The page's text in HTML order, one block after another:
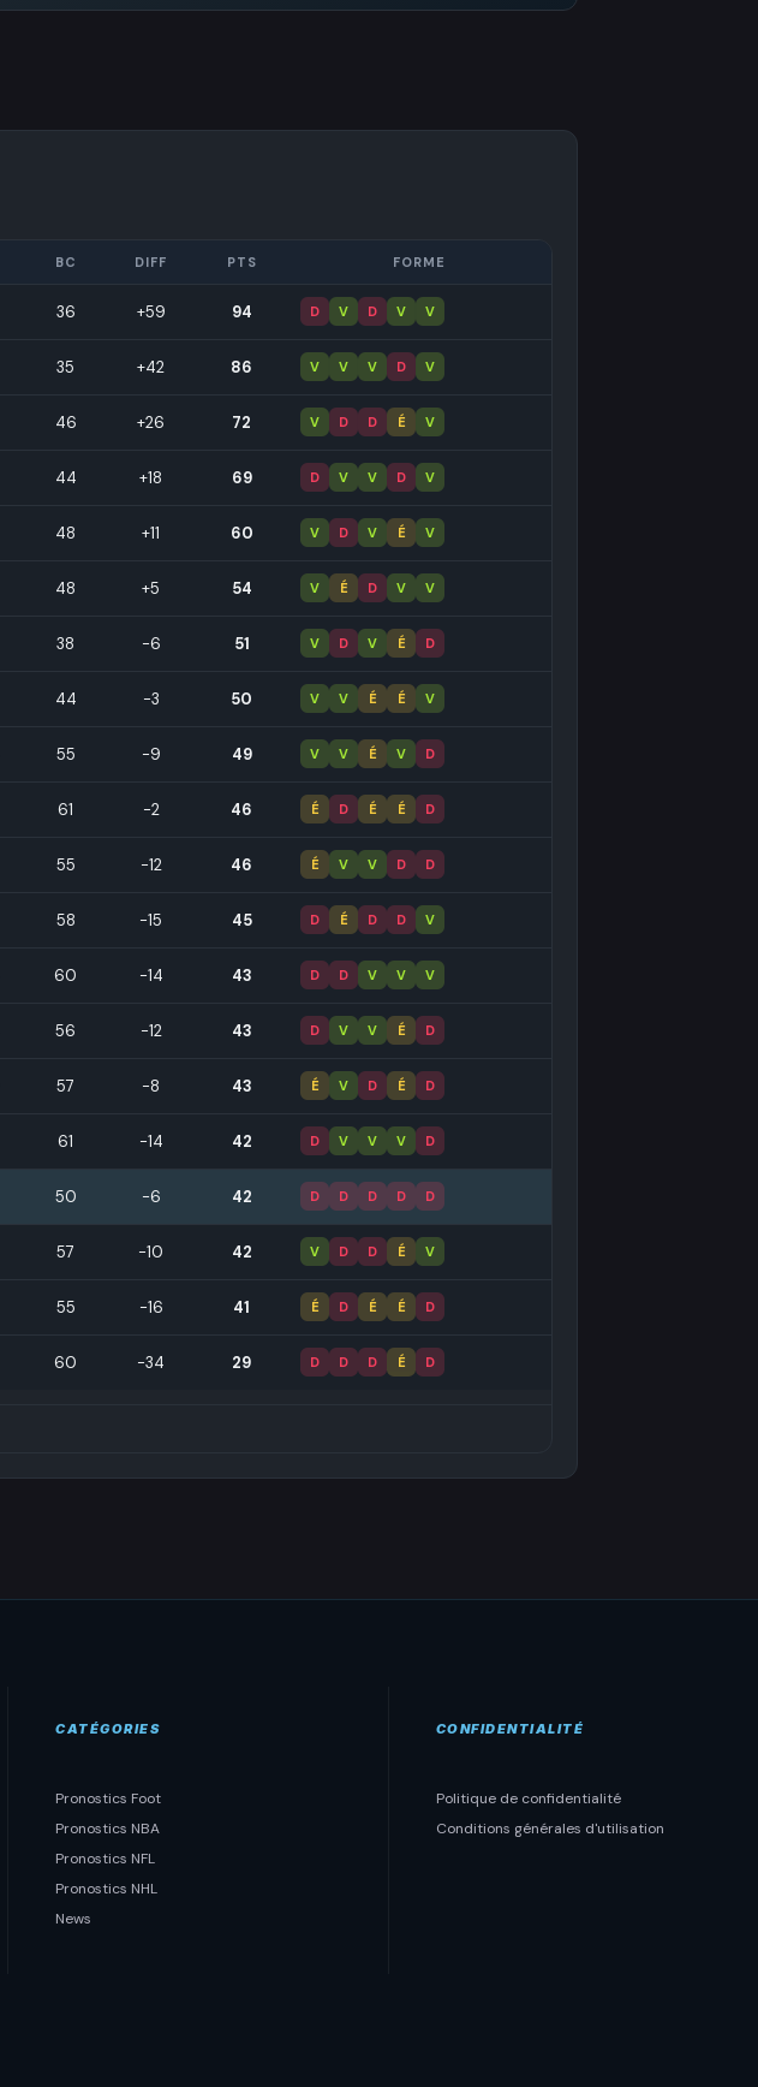
BC DIFF PTS FORME
36 +59 94 D V D V V
35 +42 86 V V V D V
46 +26 72 V D D É V
44 +18 69 D V V D V
48 +11 60 V D V É V
48 +5 54 V É D V V
38 -6 51 V D V É D
44 -3 50 V V É É V
55 -9 49 V V É V D
61 -2 46 É D É É D
55 -12 46 É V V D D
58 -15 45 D É D D V
60 -14 43 D D V V V
56 -12 43 D V V É D
57 -8 43 É V D É D
61 -14 42 D V V V D
50 -6 42 D D D D D
57 -10 42 V D D É V
55 -16 41 É D É É D
60 -34 29 D D D É D
CATÉGORIES
Pronostics Foot
Pronostics NBA
Pronostics NFL
Pronostics NHL
News
CONFIDENTIALITÉ
Politique de confidentialité
Conditions générales d'utilisation